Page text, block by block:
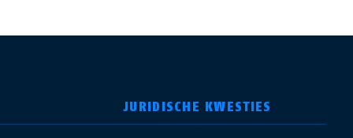
JURIDISCHE KWESTIES